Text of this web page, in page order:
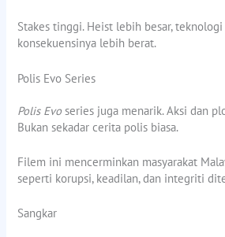
Stakes tinggi. Heist lebih besar,
konsekuensinya lebih berat.
Polis Evo Series
Polis Evo series juga menarik. Aksi dan
Bukan sekadar cerita polis biasa.
Filem ini mencerminkan masyarakat
seperti korupsi, keadilan, dan integriti
Sangkar